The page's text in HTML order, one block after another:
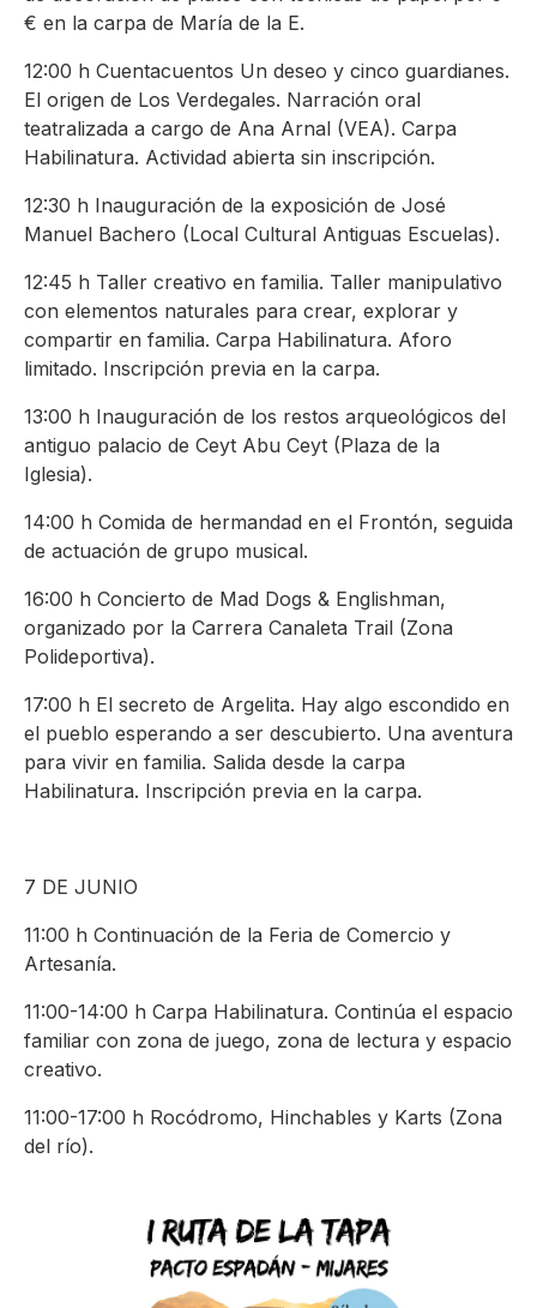
€ en la carpa de María de la E.
12:00 h Cuentacuentos Un deseo y cinco guardianes.
El origen de Los Verdegales. Narración oral
teatralizada a cargo de Ana Arnal (VEA). Carpa
Habilinatura. Actividad abierta sin inscripción.
12:30 h Inauguración de la exposición de José
Manuel Bachero (Local Cultural Antiguas Escuelas).
12:45 h Taller creativo en familia. Taller manipulativo
con elementos naturales para crear, explorar y
compartir en familia. Carpa Habilinatura. Aforo
limitado. Inscripción previa en la carpa.
13:00 h Inauguración de los restos arqueológicos del
antiguo palacio de Ceyt Abu Ceyt (Plaza de la
Iglesia).
14:00 h Comida de hermandad en el Frontón, seguida
de actuación de grupo musical.
16:00 h Concierto de Mad Dogs & Englishman,
organizado por la Carrera Canaleta Trail (Zona
Polideportiva).
17:00 h El secreto de Argelita. Hay algo escondido en
el pueblo esperando a ser descubierto. Una aventura
para vivir en familia. Salida desde la carpa
Habilinatura. Inscripción previa en la carpa.
7 DE JUNIO
11:00 h Continuación de la Feria de Comercio y
Artesanía.
11:00-14:00 h Carpa Habilinatura. Continúa el espacio
familiar con zona de juego, zona de lectura y espacio
creativo.
11:00-17:00 h Rocódromo, Hinchables y Karts (Zona
del río).